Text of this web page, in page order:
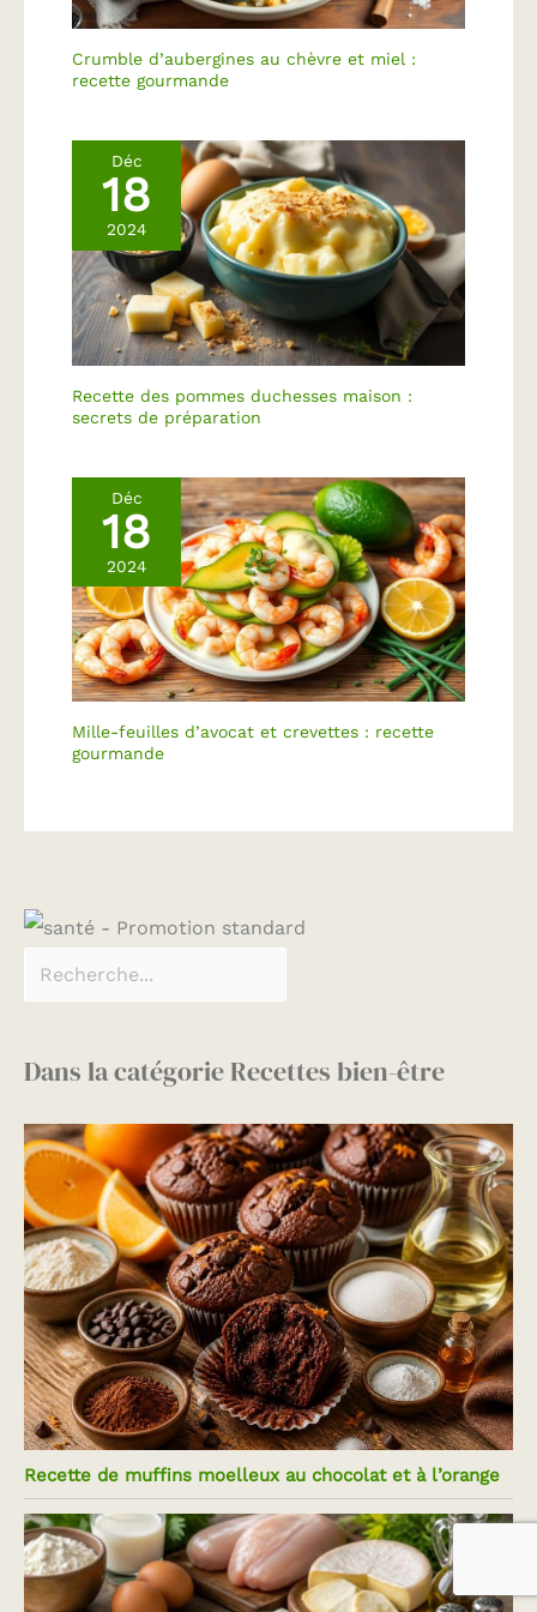
rétractation sans frais
conformément à la
Crumble d’aubergines au chèvre et miel :
recette gourmande
Déc
18
2024
Recette des pommes duchesses maison :
secrets de préparation
Déc
18
2024
Mille-feuilles d’avocat et crevettes : recette
gourmande
Dans la catégorie Recettes bien-être
Recette de muffins moelleux au chocolat et à l’orange